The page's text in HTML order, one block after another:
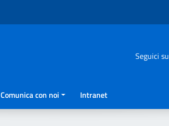
Seguici su
Comunica con noi Intranet